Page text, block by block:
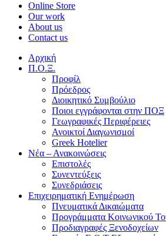
Online Store
Our work
About us
Contact us
Αρχική
Π.Ο.Ξ.
Προφίλ
Πρόεδρος
Διοικητικό Συμβούλιο
Ποιοι εγγράφονται στην ΠΟΞ
Γεωγραφικές Περιφέρειες
Ανοικτοί Διαγωνισμoί
Greek Hotelier
Νέα – Ανακοινώσεις
Επιστολές
Συνεντεύξεις
Συνεδριάσεις
Επιχειρηματική Ενημέρωση
Πνευματικά Δικαιώματα
Προγράμματα Κοινωνικού
Προδιαγραφές Ξενοδοχείων